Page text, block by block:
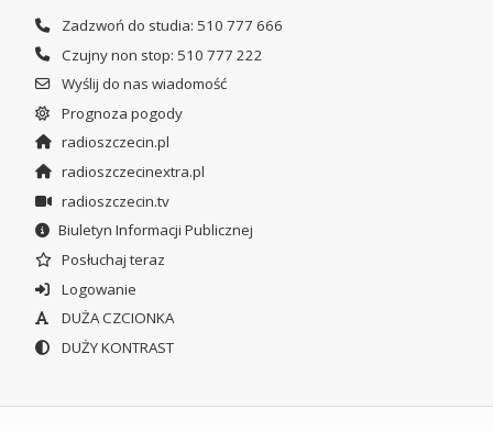
Zadzwoń do studia: 510 777 666
Czujny non stop: 510 777 222
Wyślij do nas wiadomość
Prognoza pogody
radioszczecin.pl
radioszczecinextra.pl
radioszczecin.tv
Biuletyn Informacji Publicznej
Posłuchaj teraz
Logowanie
DUŻA CZCIONKA
DUŻY KONTRAST